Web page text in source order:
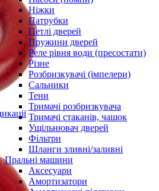
Ніжки
Патрубки
Петлі дверей
Пружини дверей
Реле рівня води (пресостати)
Різне
Розбризкувачі (імпелери)
Сальники
Тени
Тримачі розбризкувача
Тримачі стаканів, чашок
Ущільнювач дверей
Фільтри
Шланги зливні/заливні
Пральні машини
Аксесуари
Амортизатори